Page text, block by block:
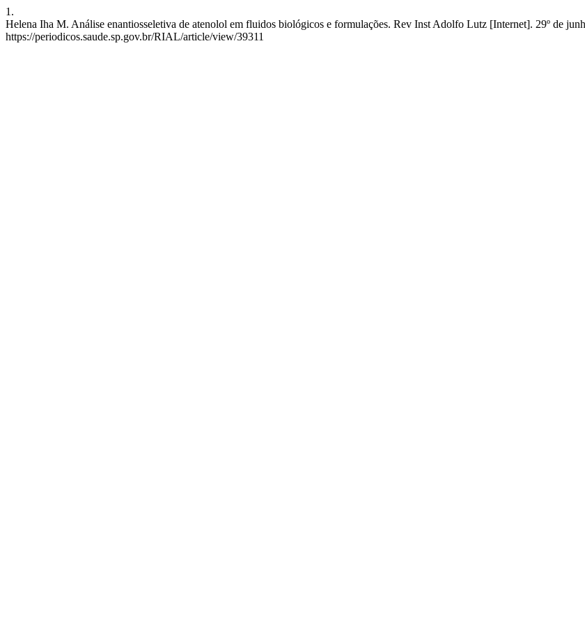
1.
Helena Iha M. Análise enantiosseletiva de atenolol em fluidos biológicos e formulações. Rev Inst Adolfo Lutz [Internet]. 29º de
https://periodicos.saude.sp.gov.br/RIAL/article/view/39311